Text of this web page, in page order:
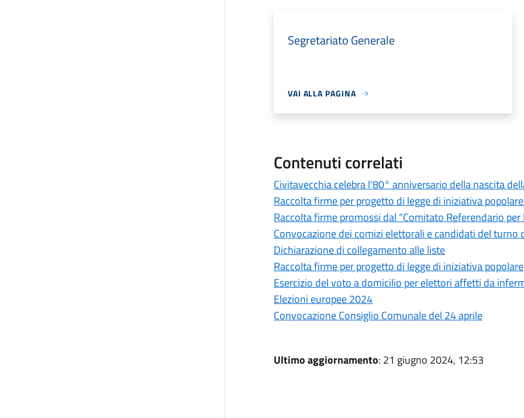
Segretariato Generale
VAI ALLA PAGINA
Contenuti correlati
Civitavecchia celebra l’80° anniversario della nascita
Raccolta firme per progetto di legge di iniziativa
Raccolta firme promossi dal “Comitato Referendario per
Convocazione dei comizi elettorali e candidati del turno
Dichiarazione di collegamento alle liste
Raccolta firme per progetto di legge di iniziativa popolare
Esercizio del voto a domicilio per elettori affetti da
Elezioni europee 2024
Convocazione Consiglio Comunale del 24 aprile
Ultimo aggiornamento: 21 giugno 2024, 12:53